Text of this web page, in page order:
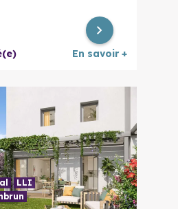
En savoir +
LLI